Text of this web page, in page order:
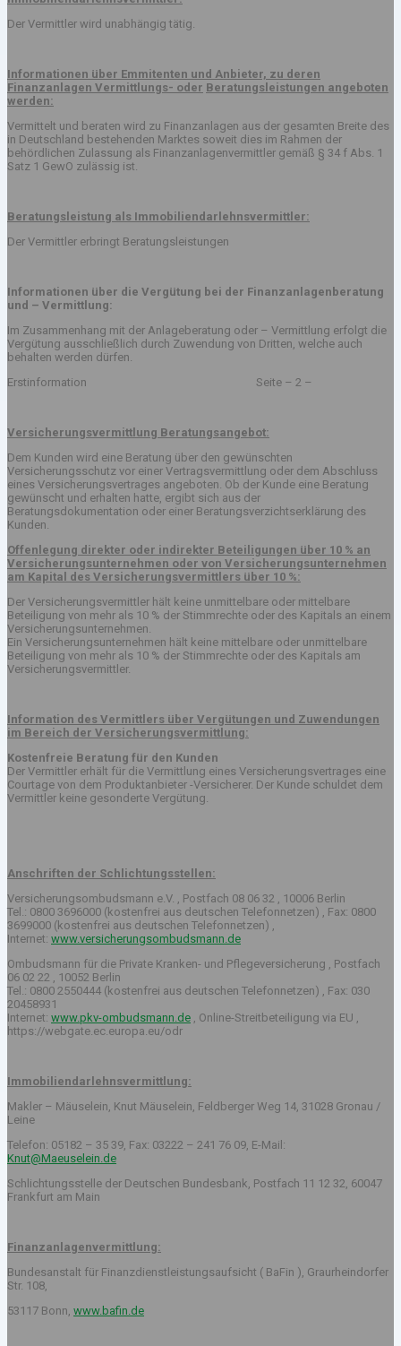
Der Vermittler wird unabhängig tätig.
Informationen über Emmitenten und Anbieter, zu deren
Finanzanlagen Vermittlungs- oder Beratungsleistungen angeboten
werden:
Vermittelt und beraten wird zu Finanzanlagen aus der gesamten Breite des
in Deutschland bestehenden Marktes soweit dies im Rahmen der
behördlichen Zulassung als Finanzanlagenvermittler gemäß § 34 f Abs. 1
Satz 1 GewO zulässig ist.
Beratungsleistung als Immobiliendarlehnsvermittler:
Der Vermittler erbringt Beratungsleistungen
Informationen über die Vergütung bei der Finanzanlagenberatung
und – Vermittlung:
Im Zusammenhang mit der Anlageberatung oder – Vermittlung erfolgt die
Vergütung ausschließlich durch Zuwendung von Dritten, welche auch
behalten werden dürfen.
Erstinformation Seite – 2 –
Versicherungsvermittlung Beratungsangebot:
Dem Kunden wird eine Beratung über den gewünschten
Versicherungsschutz vor einer Vertragsvermittlung oder dem Abschluss
eines Versicherungsvertrages angeboten. Ob der Kunde eine Beratung
gewünscht und erhalten hatte, ergibt sich aus der
Beratungsdokumentation oder einer Beratungsverzichtserklärung des
Kunden.
Offenlegung direkter oder indirekter Beteiligungen über 10 % an
Versicherungsunternehmen oder von Versicherungsunternehmen
am Kapital des Versicherungsvermittlers über 10 %:
Der Versicherungsvermittler hält keine unmittelbare oder mittelbare
Beteiligung von mehr als 10 % der Stimmrechte oder des Kapitals an einem
Versicherungsunternehmen.
Ein Versicherungsunternehmen hält keine mittelbare oder unmittelbare
Beteiligung von mehr als 10 % der Stimmrechte oder des Kapitals am
Versicherungsvermittler.
Information des Vermittlers über Vergütungen und Zuwendungen
im Bereich der Versicherungsvermittlung:
Kostenfreie Beratung für den Kunden
Der Vermittler erhält für die Vermittlung eines Versicherungsvertrages eine
Courtage von dem Produktanbieter -Versicherer. Der Kunde schuldet dem
Vermittler keine gesonderte Vergütung.
Anschriften der Schlichtungsstellen:
Versicherungsombudsmann e.V. , Postfach 08 06 32 , 10006 Berlin
Tel.: 0800 3696000 (kostenfrei aus deutschen Telefonnetzen) , Fax: 0800
3699000 (kostenfrei aus deutschen Telefonnetzen) ,
Internet: www.versicherungsombudsmann.de
Ombudsmann für die Private Kranken- und Pflegeversicherung , Postfach
06 02 22 , 10052 Berlin
Tel.: 0800 2550444 (kostenfrei aus deutschen Telefonnetzen) , Fax: 030
20458931
Internet: www.pkv-ombudsmann.de , Online-Streitbeteiligung via EU ,
https://webgate.ec.europa.eu/odr
Immobiliendarlehnsvermittlung:
Makler – Mäuselein, Knut Mäuselein, Feldberger Weg 14, 31028 Gronau /
Leine
Telefon: 05182 – 35 39, Fax: 03222 – 241 76 09, E-Mail:
Knut@Maeuselein.de
Schlichtungsstelle der Deutschen Bundesbank, Postfach 11 12 32, 60047
Frankfurt am Main
Finanzanlagenvermittlung:
Bundesanstalt für Finanzdienstleistungsaufsicht ( BaFin ), Graurheindorfer
Str. 108,
53117 Bonn, www.bafin.de